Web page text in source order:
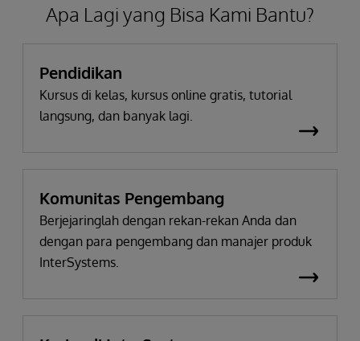
Apa Lagi yang Bisa Kami Bantu?
Pendidikan
Kursus di kelas, kursus online gratis, tutorial
langsung, dan banyak lagi.
Komunitas Pengembang
Berjejaringlah dengan rekan-rekan Anda dan
dengan para pengembang dan manajer produk
InterSystems.